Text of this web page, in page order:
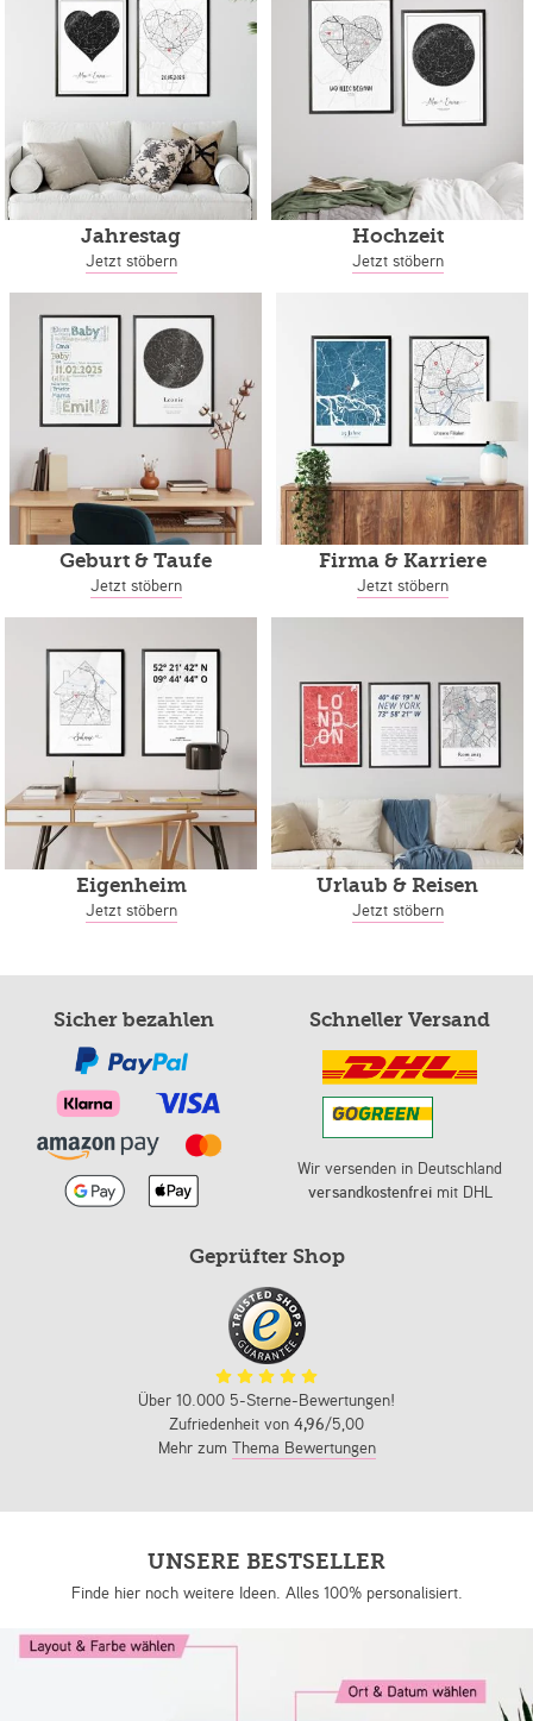
Jahrestag
Jetzt stöbern
Hochzeit
Jetzt stöbern
Geburt & Taufe
Jetzt stöbern
Firma & Karriere
Jetzt stöbern
Eigenheim
Jetzt stöbern
Urlaub & Reisen
Jetzt stöbern
Sicher bezahlen Schneller Versand
Wir versenden in Deutschland
versandkostenfreimit DHL
Geprüfter Shop
Über 10.000 5-Sterne-Bewertungen!
Zufriedenheit von 4,96/5,00
Mehr zum Thema Bewertungen
UNSERE BESTSELLER
Finde hier noch weitere Ideen. Alles 100% personalisiert.